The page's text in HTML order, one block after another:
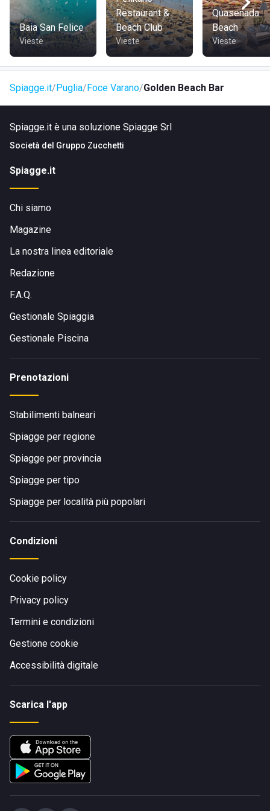
Baia San Felice
Vieste
Restaurant &
Beach Club
Vieste
Quasenada
Beach
Vieste
Spiagge.it Puglia Foce Varano Golden Beach Bar
Spiagge.it è una soluzione Spiagge Srl
Società del Gruppo Zucchetti
Spiagge.it
Chi siamo
Magazine
La nostra linea editoriale
Redazione
F.A.Q.
Gestionale Spiaggia
Gestionale Piscina
Prenotazioni
Stabilimenti balneari
Spiagge per regione
Spiagge per provincia
Spiagge per tipo
Spiagge per località più popolari
Condizioni
Cookie policy
Privacy policy
Termini e condizioni
Gestione cookie
Accessibilità digitale
Scarica l'app